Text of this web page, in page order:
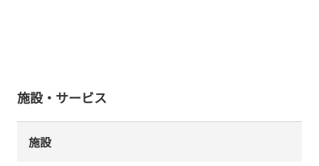
施設・サービス
施設